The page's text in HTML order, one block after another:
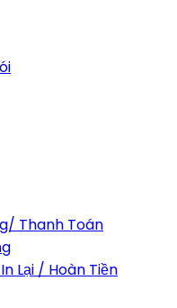
Thanh Toán
Lại / Hoàn Tiền